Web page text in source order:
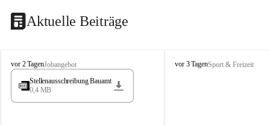
Aktuelle Beiträge
S
t
s
vor 2 TagenJobangebot
Stellenausschreibung Bauamt
0,4 MB
S
vor 3 TagenSport & Freizeit